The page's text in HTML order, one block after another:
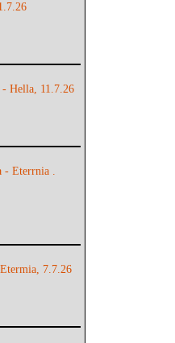
Hella, 11.7.26
- Eterrnia .
7.7.26